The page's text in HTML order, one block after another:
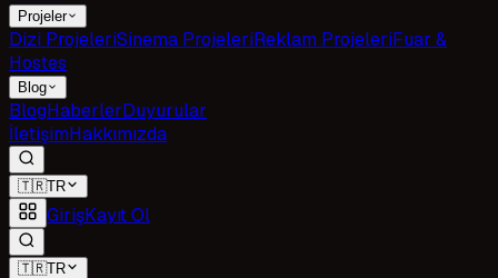
Projeler
Dizi ProjeleriSinema ProjeleriReklam ProjeleriFuar &
Hostes
Blog
BlogHaberlerDuyurular
İletişimHakkımızda
🇹🇷TR
GirişKayıt Ol
🇹🇷TR